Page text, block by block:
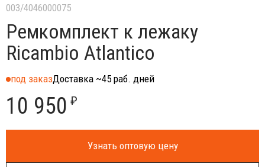
003/4046000075
Ремкомплект к лежаку
Ricambio Atlantico
под заказДоставка ~45 раб. дней
10 950 ₽
Узнать оптовую цену